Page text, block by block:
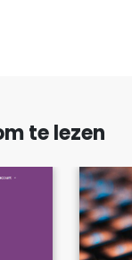
te lezen